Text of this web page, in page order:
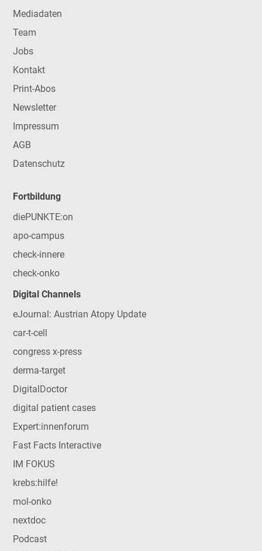
Mediadaten
Team
Jobs
Kontakt
Print-Abos
Newsletter
Impressum
AGB
Datenschutz
Fortbildung
diePUNKTE:on
apo-campus
check-innere
check-onko
Digital Channels
eJournal: Austrian Atopy Update
car-t-cell
congress x-press
derma-target
DigitalDoctor
digital patient cases
Expert:innenforum
Fast Facts Interactive
IM FOKUS
krebs:hilfe!
mol-onko
nextdoc
Podcast